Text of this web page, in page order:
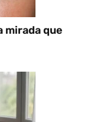
mirada que